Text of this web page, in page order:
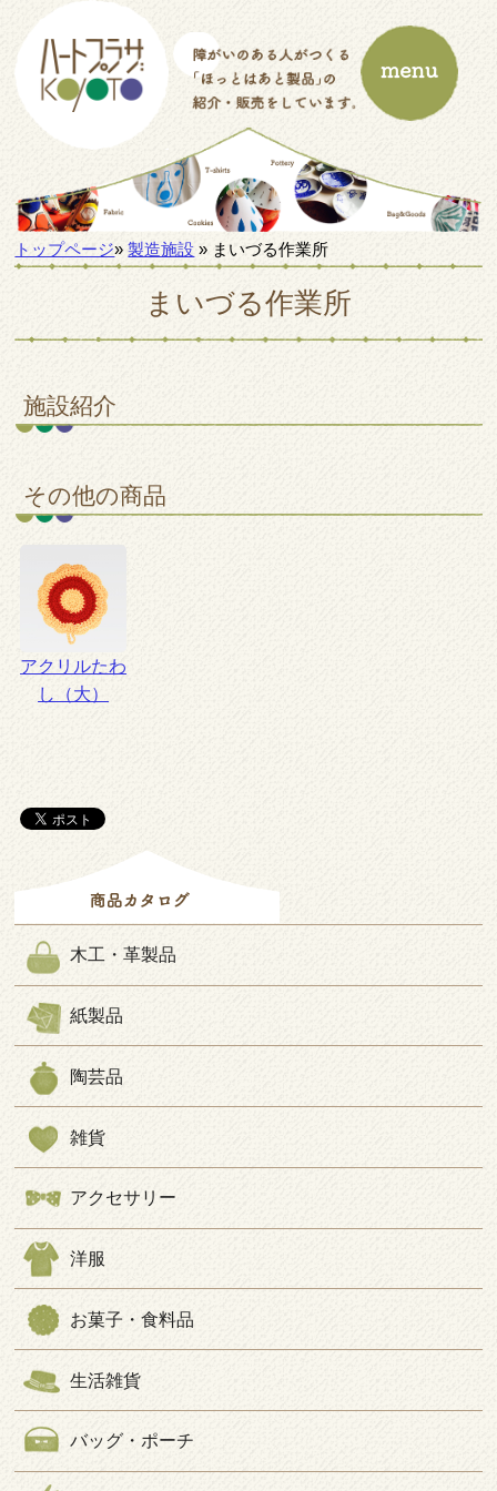
トップページ»製造施設 » まいづる作業所
まいづる作業所
施設紹介
その他の商品
アクリルたわ
し（大）
木工・革製品
紙製品
陶芸品
雑貨
アクセサリー
洋服
お菓子・食料品
生活雑貨
バッグ・ポーチ